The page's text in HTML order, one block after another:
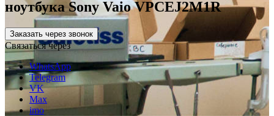
ноутбука Sony Vaio VPCEJ2M1R
Заказать через звонок
Связаться через
WhatsApp
Telegram
VK
Max
imo